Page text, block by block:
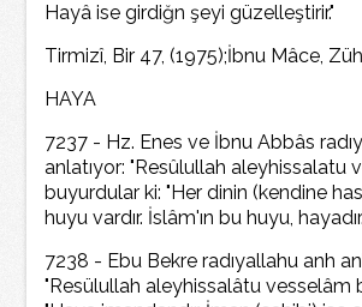
Hayâ ise girdiğn şeyi güzelleştirir."
Tirmizî, Bir 47, (1975);İbnu Mâce,
HAYA
7237 - Hz. Enes ve İbnu Abbâs
anlatıyor: "Resûlullah aleyhissalatu
buyurdular ki: "Her dinin (kendine
huyu vardır. İslâm'ın bu huyu,
7238 - Ebu Bekre radıyallahu anh
"Resülullah aleyhissalâtu vesselâm